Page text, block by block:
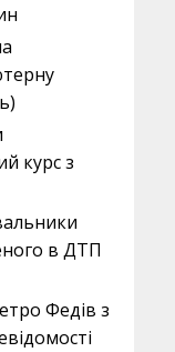
курс з
в ДТП
Федів з